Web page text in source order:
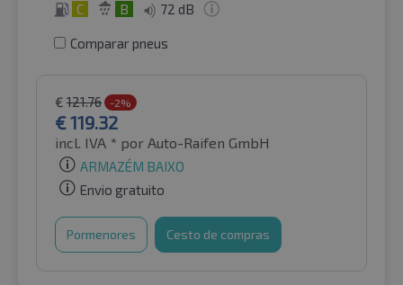
C B 72 dB
Comparar pneus
€ 121.76 -2%
€119.32
incl. IVA * por Auto-Raifen GmbH
ARMAZÉM BAIXO
Envio gratuito
Pormenores Cesto de compras